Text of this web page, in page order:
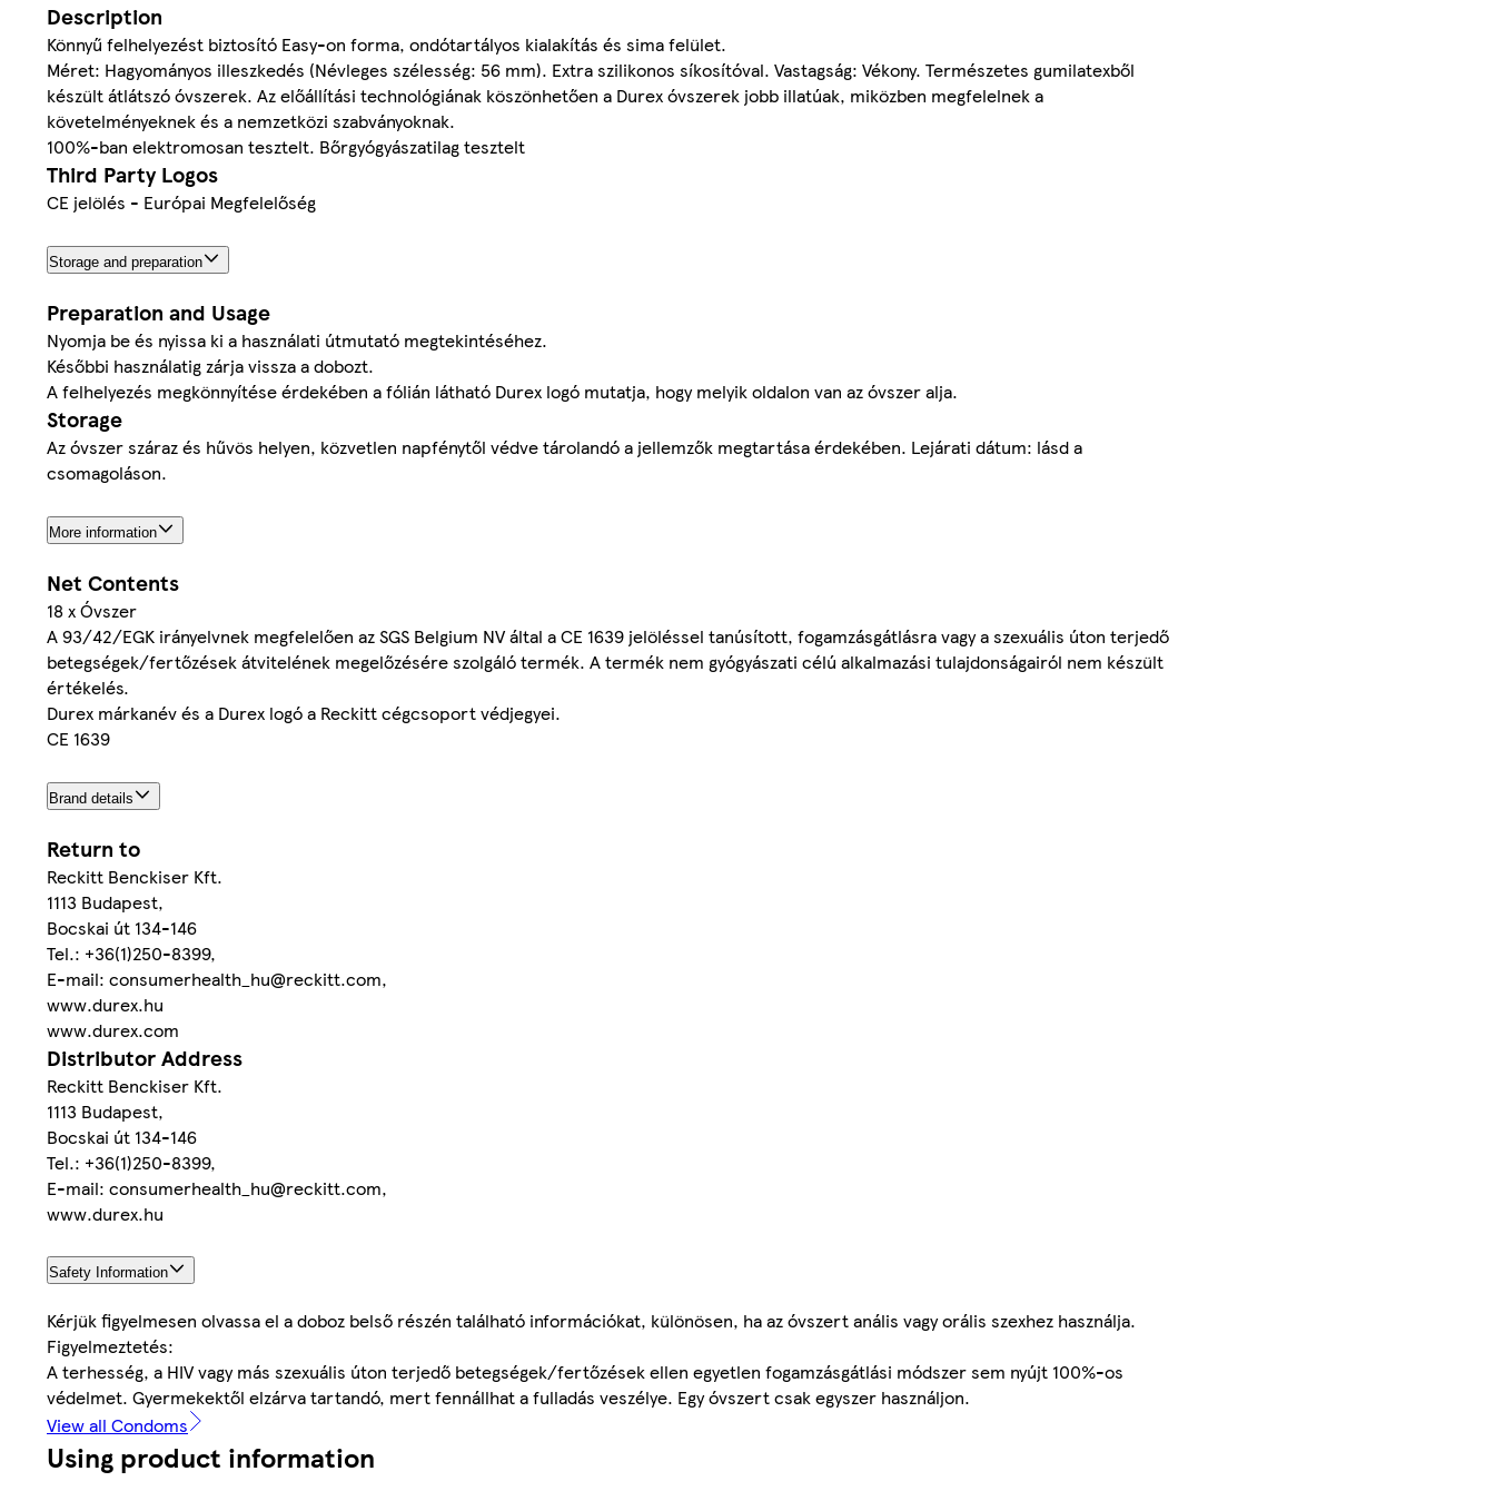
Description
Könnyű felhelyezést biztosító Easy-on forma, ondótartályos kialakítás és sima felület.
Méret: Hagyományos illeszkedés (Névleges szélesség: 56 mm). Extra szilikonos síkosítóval. Vastagság: Vékony. Természetes gumilatexből
készült átlátszó óvszerek. Az előállítási technológiának köszönhetően a Durex óvszerek jobb illatúak, miközben megfelelnek a
követelményeknek és a nemzetközi szabványoknak.
100%-ban elektromosan tesztelt. Bőrgyógyászatilag tesztelt
Third Party Logos
CE jelölés - Európai Megfelelőség
Storage and preparation
Preparation and Usage
Nyomja be és nyissa ki a használati útmutató megtekintéséhez.
Későbbi használatig zárja vissza a dobozt.
A felhelyezés megkönnyítése érdekében a fólián látható Durex logó mutatja, hogy melyik oldalon van az óvszer alja.
Storage
Az óvszer száraz és hűvös helyen, közvetlen napfénytől védve tárolandó a jellemzők megtartása érdekében. Lejárati dátum: lásd a
csomagoláson.
More information
Net Contents
18 x Óvszer
A 93/42/EGK irányelvnek megfelelően az SGS Belgium NV által a CE 1639 jelöléssel tanúsított, fogamzásgátlásra vagy a szexuális úton terjedő
betegségek/fertőzések átvitelének megelőzésére szolgáló termék. A termék nem gyógyászati célú alkalmazási tulajdonságairól nem készült
értékelés.
Durex márkanév és a Durex logó a Reckitt cégcsoport védjegyei.
CE 1639
Brand details
Return to
Reckitt Benckiser Kft.
1113 Budapest,
Bocskai út 134-146
Tel.: +36(1)250-8399,
E-mail: consumerhealth_hu@reckitt.com,
www.durex.hu
www.durex.com
Distributor Address
Reckitt Benckiser Kft.
1113 Budapest,
Bocskai út 134-146
Tel.: +36(1)250-8399,
E-mail: consumerhealth_hu@reckitt.com,
www.durex.hu
Safety Information
Kérjük figyelmesen olvassa el a doboz belső részén található információkat, különösen, ha az óvszert anális vagy orális szexhez használja.
Figyelmeztetés:
A terhesség, a HIV vagy más szexuális úton terjedő betegségek/fertőzések ellen egyetlen fogamzásgátlási módszer sem nyújt 100%-os
védelmet. Gyermekektől elzárva tartandó, mert fennállhat a fulladás veszélye. Egy óvszert csak egyszer használjon.
View all Condoms
Using product information